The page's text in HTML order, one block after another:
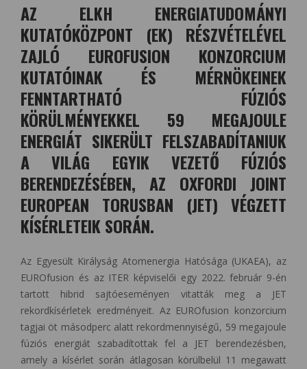
AZ ELKH ENERGIATUDOMÁNYI
KUTATÓKÖZPONT (EK) RÉSZVÉTELÉVEL
ZAJLÓ EUROFUSION KONZORCIUM
KUTATÓINAK ÉS MÉRNÖKEINEK
FENNTARTHATÓ FÚZIÓS
KÖRÜLMÉNYEKKEL 59 MEGAJOULE
ENERGIÁT SIKERÜLT FELSZABADÍTANIUK
A VILÁG EGYIK VEZETŐ FÚZIÓS
BERENDEZÉSÉBEN, AZ OXFORDI JOINT
EUROPEAN TORUSBAN (JET) VÉGZETT
KÍSÉRLETEIK SORÁN.
Az Egyesült Királyság Atomenergia Hatósága (UKAEA), az
EUROfusion és az ITER képviselői egy 2022. február 9-én
tartott hibrid sajtóeseményen vitatták meg a JET
rekordkísérletek eredményeit. Az EUROfusion konzorcium
tagjai öt másodperc alatt rekordmennyiségű, 59 megajoule
fúziós energiát szabadítottak fel a JET berendezésben,
amely a kísérlet során átlagosan körülbelül 11 megawatt